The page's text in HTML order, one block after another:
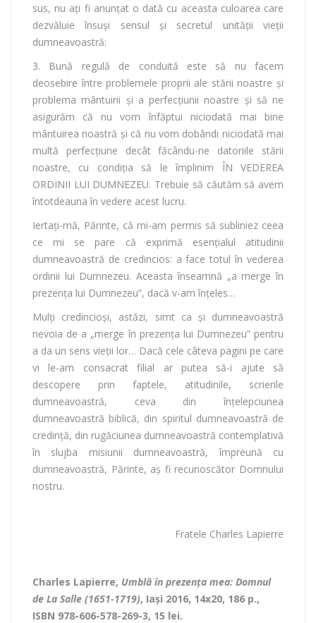
sus, nu aţi fi anunţat o dată cu aceasta culoarea care
dezvăluie însuşi sensul şi secretul unităţii vieţii
dumneavoastră:
3. Bună regulă de conduită este să nu facem
deosebire între problemele proprii ale stării noastre şi
problema mântuirii şi a perfecţiunii noastre şi să ne
asigurăm că nu vom înfăptui niciodată mai bine
mântuirea noastră şi că nu vom dobândi niciodată mai
multă perfecţiune decât făcându-ne datoriile stării
noastre, cu condiţia să le împlinim ÎN VEDEREA
ORDINII LUI DUMNEZEU. Trebuie să căutăm să avem
întotdeauna în vedere acest lucru.
Iertaţi-mă, Părinte, că mi-am permis să subliniez ceea
ce mi se pare că exprimă esenţialul atitudinii
dumneavoastră de credincios: a face totul în vederea
ordinii lui Dumnezeu. Aceasta înseamnă „a merge în
prezenţa lui Dumnezeu”, dacă v-am înţeles…
Mulţi credincioşi, astăzi, simt ca şi dumneavoastră
nevoia de a „merge în prezenţa lui Dumnezeu” pentru
a da un sens vieţii lor… Dacă cele câteva pagini pe care
vi le-am consacrat filial ar putea să-i ajute să
descopere prin faptele, atitudinile, scrierile
dumneavoastră, ceva din înţelepciunea
dumneavoastră biblică, din spiritul dumneavoastră de
credinţă, din rugăciunea dumneavoastră contemplativă
în slujba misiunii dumneavoastră, împreună cu
dumneavoastră, Părinte, aş fi recunoscător Domnului
nostru.
Fratele Charles Lapierre
Charles Lapierre, Umblă în prezența mea: Domnul
de La Salle (1651-1719), Iași 2016, 14x20, 186 p.,
ISBN 978-606-578-269-3, 15 lei.